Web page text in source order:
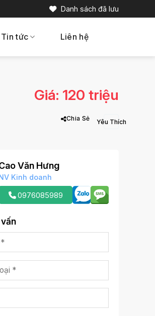
Danh sách đã lưu
Tin tức Liên hệ
Giá: 120 triệu
Chia Sẻ
Văn Hưng
Kinh doanh
0976085989